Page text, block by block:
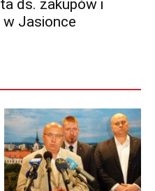
ds. zakupów i
Jasionce